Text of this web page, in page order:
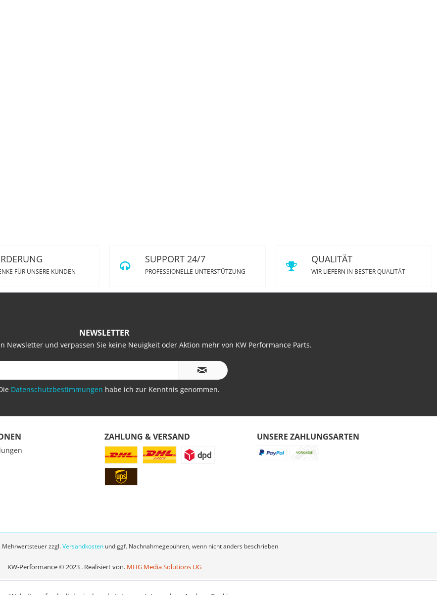
FÜR UNSERE KUNDEN
SUPPORT 24/7
PROFESSIONELLE UNTERSTÜTZUNG
QUALITÄT
WIR LIEFERN IN BESTER QUALITÄT
NEWSLETTER
Newsletter und verpassen Sie keine Neuigkeit oder Aktion mehr von KW Performance Parts.
Datenschutzbestimmungen habe ich zur Kenntnis genommen.
ZAHLUNG & VERSAND UNSERE ZAHLUNGSARTEN
Mehrwertsteuer zzgl.Versandkostenund ggf. Nachnahmegebühren, wenn nicht anders beschrieben
KW-Performance © 2023 . Realisiert von. MHG Media Solutions UG